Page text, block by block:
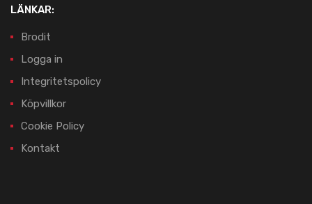
LÄNKAR:
Brodit
Logga in
Integritetspolicy
Köpvillkor
Cookie Policy
Kontakt